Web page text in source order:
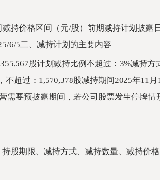
持价格区间（元/股）前期减持计划披露
6/5二、减持计划的主要内容
股计划减持比例不超过：3%减持方
超过：1,570,378股减持期间2025年11月
需要预披露期间，若公司股票发生停牌情
股期限、减持方式、减持数量、减持价